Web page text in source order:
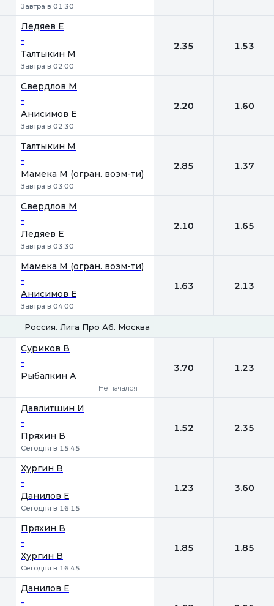
Завтра в 01:30
Ледяев Е
-
Талтыкин М
Завтра в 02:00
2.35 1.53
Свердлов М
-
Анисимов Е
Завтра в 02:30
2.20 1.60
Талтыкин М
-
Мамека М (огран. возм-ти)
Завтра в 03:00
2.85 1.37
Свердлов М
-
Ледяев Е
Завтра в 03:30
2.10 1.65
Мамека М (огран. возм-ти)
-
Анисимов Е
Завтра в 04:00
1.63 2.13
Россия. Лига Про А6. Москва
Суриков В
-
Рыбалкин А
Не начался
3.70 1.23
Давлитшин И
-
Пряхин В
Сегодня в 15:45
1.52 2.35
Хургин В
-
Данилов Е
Сегодня в 16:15
1.23 3.60
Пряхин В
-
Хургин В
Сегодня в 16:45
1.85 1.85
Данилов Е
-